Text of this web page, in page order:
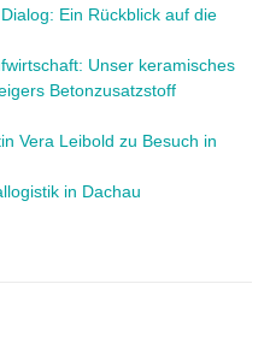
Ein Rückblick auf die
Unser keramisches
Betonzusatzstoff
Vera Leibold zu Besuch in
in Dachau